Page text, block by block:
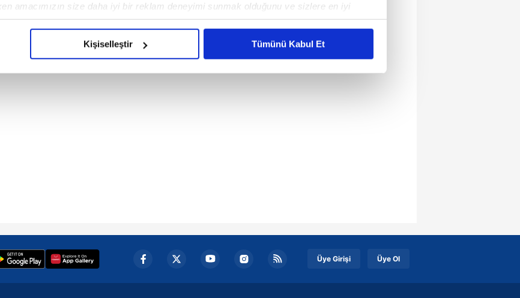
amacımızın size daha iyi bir reklam deneyimi sunmak olduğunu ve sizlere en iyi
gelen çabayı gösterdiğimizi ve bu noktada, reklamların maliyetlerimizi karşılamak
Kişiselleştir Tümünü Kabul Et
Üye Girişi Üye Ol